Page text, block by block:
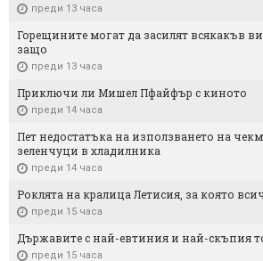
преди 13 часа
Горещините могат да засилят всякакъв
защо
преди 13 часа
Приключи ли Мишел Пфайфър с киното
преди 14 часа
Пет недостатъка на използването на
зеленчуци в хладилника
преди 14 часа
Роклята на кралица Летисия, за която
преди 15 часа
Държавите с най-евтиния и най-скъпия
преди 15 часа